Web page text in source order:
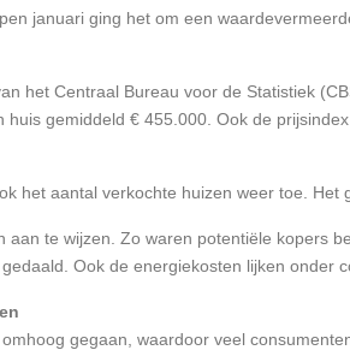
januari ging het om een
het Centraal Bureau voor de Statistiek
gemiddeld € 455.000. Ook de
het aantal verkochte huizen weer toe.
aan te wijzen. Zo waren potentiële kopers
Ook de energiekosten lijken onder
gegaan, waardoor veel